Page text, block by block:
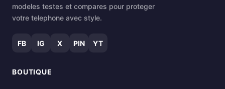
modeles testes et compares pour proteger
votre telephone avec style.
FB IG X PIN YT
BOUTIQUE